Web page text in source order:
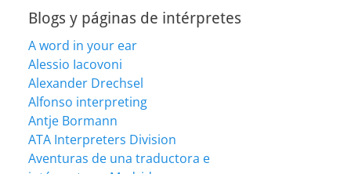
Blogs y páginas de intérpretes
A word in your ear
Alessio Iacovoni
Alexander Drechsel
Alfonso interpreting
Antje Bormann
ATA Interpreters Division
Aventuras de una traductora e